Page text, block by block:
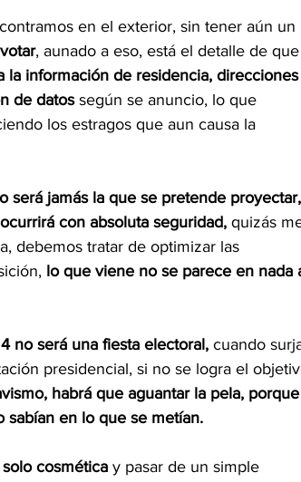
en el exterior, sin tener aún un
, aunado a eso, está el detalle de
la información de residencia,
de datos según se anuncio, lo que
los estragos que aun causa la
será jamás la que se pretende proyectar,
con absoluta seguridad, quizás
debemos tratar de optimizar las
lo que viene no se parece en nada
no será una fiesta electoral, cuando
presidencial, si no se logra el
habrá que aguantar la pela,
sabían en lo que se metían.
cosmética y pasar de un simple